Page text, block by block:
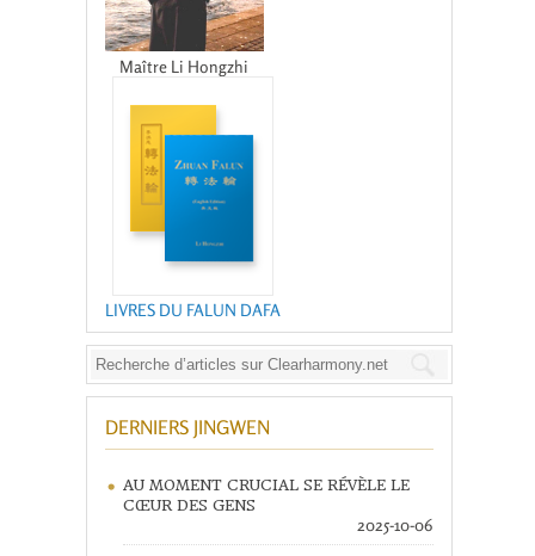
Maître Li Hongzhi
LIVRES DU FALUN DAFA
DERNIERS JINGWEN
AU MOMENT CRUCIAL SE RÉVÈLE LE
CŒUR DES GENS
2025-10-06